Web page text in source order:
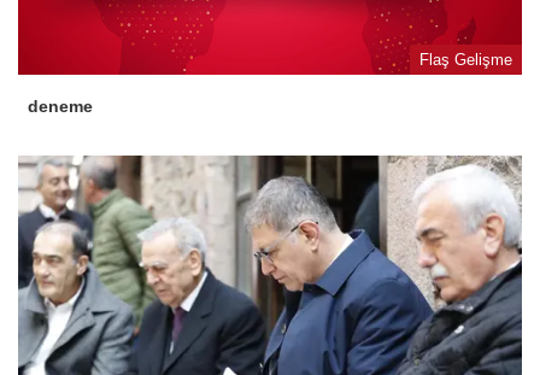
Flaş Gelişme
deneme